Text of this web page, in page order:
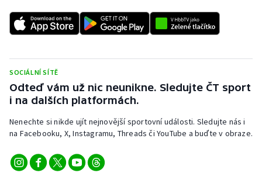
SOCIÁLNÍ SÍTĚ
Odteď vám už nic neunikne. Sledujte ČT sport
i na dalších platformách.
Nenechte si nikde ujít nejnovější sportovní události. Sledujte nás i
na Facebooku, X, Instagramu, Threads či YouTube a buďte v obraze.